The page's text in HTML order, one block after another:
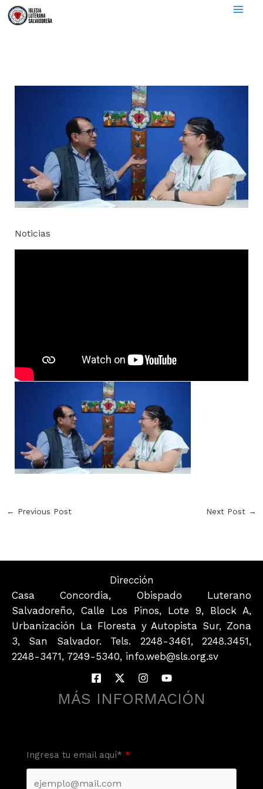
content
Noticias
← Previous Post Next Post →
Dirección
Casa Concordia, Obispado Luterano
Salvadoreño, Calle Los Pinos, Lote 9, Block A,
Urbanización La Floresta y Autopista Sur, Zona
3, San Salvador. Tels. 2248-3461, 2248.3451,
2248-3471, 7249-5340, info.web@sls.org.sv
MÁS INFORMACIÓN
Ingresa tu email aquí*